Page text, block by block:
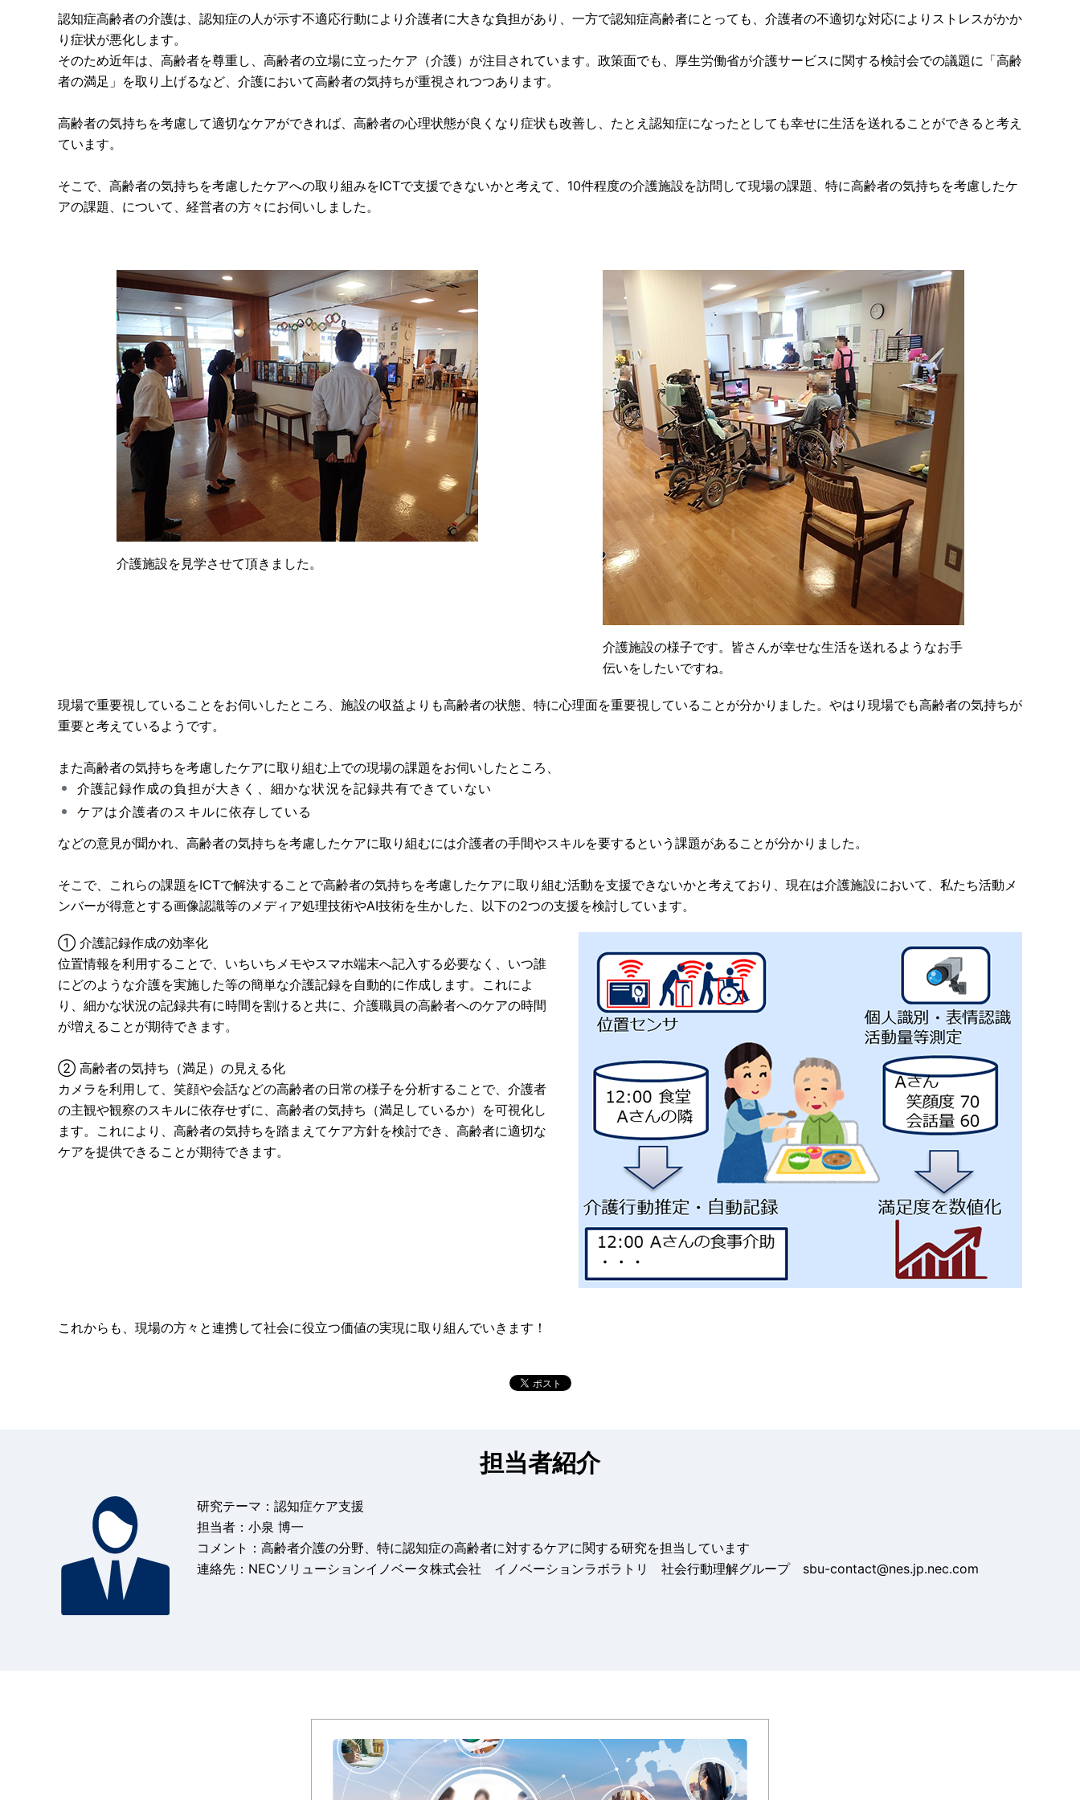
認知症高齢者の介護は、認知症の人が示す不適応行動により介護者に大きな負担があり、一方で認知症高齢者にとっても、介護者の不適切な対応によりストレスがかか
り症状が悪化します。
そのため近年は、高齢者を尊重し、高齢者の立場に立ったケア（介護）が注目されています。政策面でも、厚生労働省が介護サービスに関する検討会での議題に「高齢
者の満足」を取り上げるなど、介護において高齢者の気持ちが重視されつつあります。
高齢者の気持ちを考慮して適切なケアができれば、高齢者の心理状態が良くなり症状も改善し、たとえ認知症になったとしても幸せに生活を送れることができると考え
ています。
そこで、高齢者の気持ちを考慮したケアへの取り組みをICTで支援できないかと考えて、10件程度の介護施設を訪問して現場の課題、特に高齢者の気持ちを考慮したケ
アの課題、について、経営者の方々にお伺いしました。
介護施設を見学させて頂きました。
介護施設の様子です。皆さんが幸せな生活を送れるようなお手
伝いをしたいですね。
現場で重要視していることをお伺いしたところ、施設の収益よりも高齢者の状態、特に心理面を重要視していることが分かりました。やはり現場でも高齢者の気持ちが
重要と考えているようです。
また高齢者の気持ちを考慮したケアに取り組む上での現場の課題をお伺いしたところ、
介護記録作成の負担が大きく、細かな状況を記録共有できていない
ケアは介護者のスキルに依存している
などの意見が聞かれ、高齢者の気持ちを考慮したケアに取り組むには介護者の手間やスキルを要するという課題があることが分かりました。
そこで、これらの課題をICTで解決することで高齢者の気持ちを考慮したケアに取り組む活動を支援できないかと考えており、現在は介護施設において、私たち活動メ
ンバーが得意とする画像認識等のメディア処理技術やAI技術を生かした、以下の2つの支援を検討しています。
① 介護記録作成の効率化
位置情報を利用することで、いちいちメモやスマホ端末へ記入する必要なく、いつ誰
にどのような介護を実施した等の簡単な介護記録を自動的に作成します。これによ
り、細かな状況の記録共有に時間を割けると共に、介護職員の高齢者へのケアの時間
が増えることが期待できます。
② 高齢者の気持ち（満足）の見える化
カメラを利用して、笑顔や会話などの高齢者の日常の様子を分析することで、介護者
の主観や観察のスキルに依存せずに、高齢者の気持ち（満足しているか）を可視化し
ます。これにより、高齢者の気持ちを踏まえてケア方針を検討でき、高齢者に適切な
ケアを提供できることが期待できます。
これからも、現場の方々と連携して社会に役立つ価値の実現に取り組んでいきます！
担当者紹介
研究テーマ：認知症ケア支援
担当者：小泉 博一
コメント：高齢者介護の分野、特に認知症の高齢者に対するケアに関する研究を担当しています
連絡先：NECソリューションイノベータ株式会社 イノベーションラボラトリ 社会行動理解グループ sbu-contact@nes.jp.nec.com